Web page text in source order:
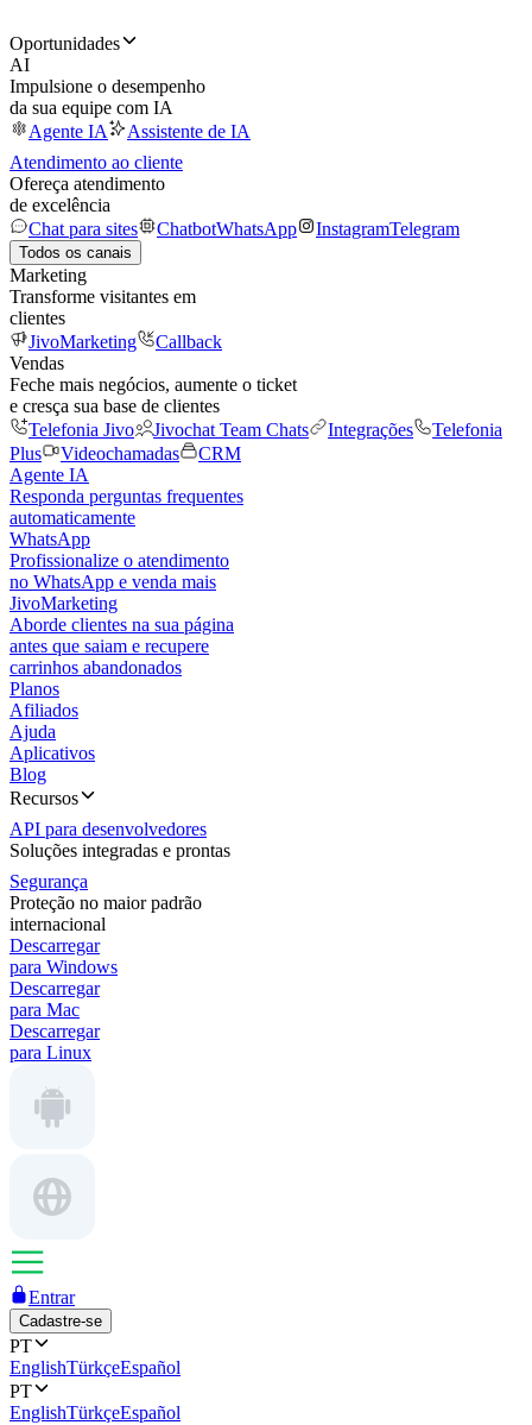
Oportunidades
AI
Impulsione o desempenho
da sua equipe com IA
Agente IA
Assistente de IA
Atendimento ao cliente
Ofereça atendimento
de excelência
Chat para sites
ChatbotWhatsApp InstagramTelegram
Todos os canais
Marketing
Transforme visitantes em
clientes
JivoMarketing
Callback
Vendas
Feche mais negócios, aumente o ticket
e cresça sua base de clientes
Telefonia Jivo
Jivochat Team Chats Integrações
Telefonia
Plus
Videochamadas
CRM
Agente IA
Responda perguntas frequentes
automaticamente
WhatsApp
Profissionalize o atendimento
no WhatsApp e venda mais
JivoMarketing
Aborde clientes na sua página
antes que saiam e recupere
carrinhos abandonados
Planos
Afiliados
Ajuda
Aplicativos
Blog
Recursos
API para desenvolvedores
Soluções integradas e prontas
Segurança
Proteção no maior padrão
internacional
Descarregar
para Windows
Descarregar
para Mac
Descarregar
para Linux
Entrar
Cadastre-se
PT
EnglishTürkçeEspañol
PT
EnglishTürkçeEspañol